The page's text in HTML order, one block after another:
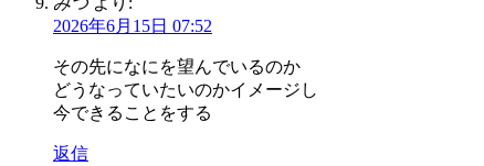
2026年6月15日 07:52
その先になにを望んでいるのか
どうなっていたいのかイメージし
今できることをする
返信